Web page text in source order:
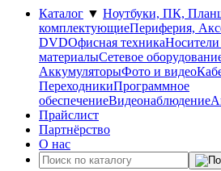
Каталог ▼ Ноутбуки, ПК,
комплектующиеПериферия,
DVDОфисная техника
материалыСетевое
АккумуляторыФото и видео
ПереходникиПрограммное
обеспечениеВидеонаблюдение
Прайслист
Партнёрство
О нас